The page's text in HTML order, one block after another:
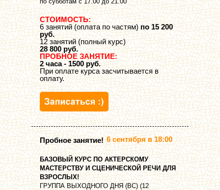
СТОИМОСТЬ:
6 занятий (оплата по частям)по 15 200
руб.
12 занятий (полный курс)
28 800 руб.
ПРОБНОЕ ЗАНЯТИЕ:
2 часа - 1500 руб.
При оплате курса засчитывается в
оплату.
Пробное занятие! 6 сентября в 18:00
БАЗОВЫЙ КУРС ПО АКТЕРСКОМУ
МАСТЕРСТВУ И СЦЕНИЧЕСКОЙ РЕЧИ ДЛЯ
ВЗРОСЛЫХ!
ГРУППА ВЫХОДНОГО ДНЯ (ВС) (12